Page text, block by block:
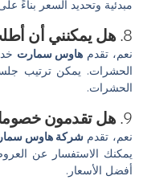
مبدئية وتحديد السعر بناءً
8. هل يمكنني أن
نعم، تقدم هاوس سمارت
الحشرات. يمكن ترتيب
الحشرات.
9. هل تقدمون
نعم، تقدم شركة هاوس
يمكنك الاستفسار عن
أفضل الأسعار.